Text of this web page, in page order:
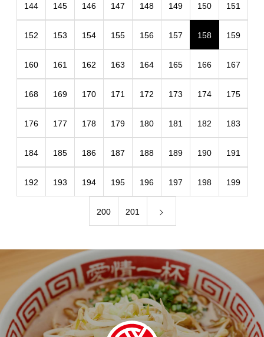
144 145 146 147 148 149 150 151
152 153 154 155 156 157 158 159
160 161 162 163 164 165 166 167
168 169 170 171 172 173 174 175
176 177 178 179 180 181 182 183
184 185 186 187 188 189 190 191
192 193 194 195 196 197 198 199
200 201